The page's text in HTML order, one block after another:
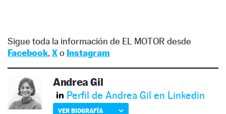
Sigue toda la información de EL MOTOR desde
Facebook, Xo Instagram
Andrea Gil
Perfil de Andrea Gil en Linkedin
VER BIOGRAFÍA